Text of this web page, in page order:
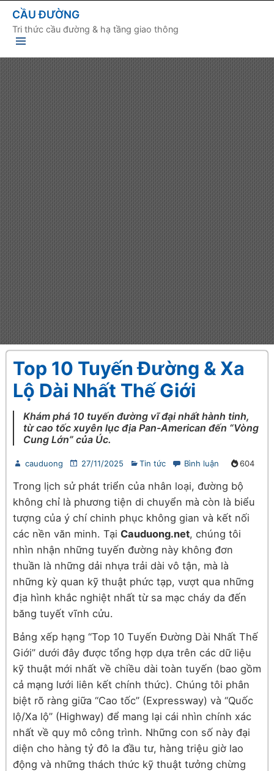
CẦU ĐƯỜNG
Tri thức cầu đường & hạ tầng giao thông
Top 10 Tuyến Đường & Xa
Lộ Dài Nhất Thế Giới
Khám phá 10 tuyến đường vĩ đại nhất hành tinh,
từ cao tốc xuyên lục địa Pan-American đến “Vòng
Cung Lớn” của Úc.
cauduong 27/11/2025 Tin tức Bình luận 604
Trong lịch sử phát triển của nhân loại, đường bộ
không chỉ là phương tiện di chuyển mà còn là biểu
tượng của ý chí chinh phục không gian và kết nối
các nền văn minh. Tại Cauduong.net, chúng tôi
nhìn nhận những tuyến đường này không đơn
thuần là những dải nhựa trải dài vô tận, mà là
những kỳ quan kỹ thuật phức tạp, vượt qua những
địa hình khắc nghiệt nhất từ sa mạc cháy da đến
băng tuyết vĩnh cửu.
Bảng xếp hạng “Top 10 Tuyến Đường Dài Nhất Thế
Giới” dưới đây được tổng hợp dựa trên các dữ liệu
kỹ thuật mới nhất về chiều dài toàn tuyến (bao gồm
cả mạng lưới liên kết chính thức). Chúng tôi phân
biệt rõ ràng giữa “Cao tốc” (Expressway) và “Quốc
lộ/Xa lộ” (Highway) để mang lại cái nhìn chính xác
nhất về quy mô công trình. Những con số này đại
diện cho hàng tỷ đô la đầu tư, hàng triệu giờ lao
động và những thách thức kỹ thuật tưởng chừng